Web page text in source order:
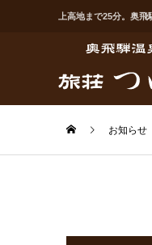
上高地まで25分。奥飛
お知らせ